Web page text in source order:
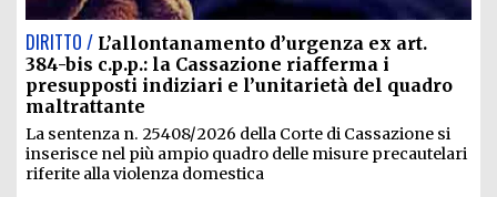
DIRITTO / L’allontanamento d’urgenza ex art.
384-bis c.p.p.: la Cassazione riafferma i
presupposti indiziari e l’unitarietà del quadro
maltrattante
La sentenza n. 25408/2026 della Corte di Cassazione si
inserisce nel più ampio quadro delle misure precautelari
riferite alla violenza domestica